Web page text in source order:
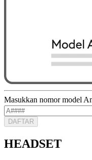
Masukkan nomor model
DAFTAR
HEADSET